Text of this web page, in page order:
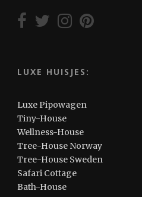
LUXE HUISJES:
Luxe Pipowagen
Tiny-House
Wellness-House
Tree-House Norway
Tree-House Sweden
Safari Cottage
Bath-House